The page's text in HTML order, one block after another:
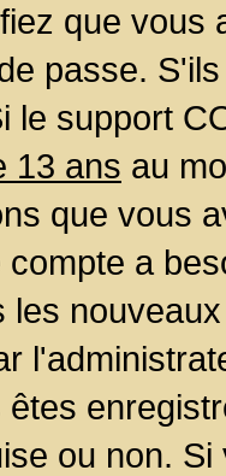
que
passe.
le support
13 ans au
que vous
a
les
ou non.